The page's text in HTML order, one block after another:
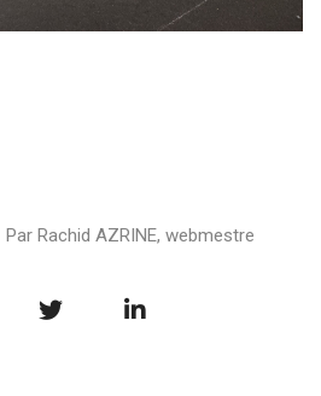
Par Rachid AZRINE, webmestre